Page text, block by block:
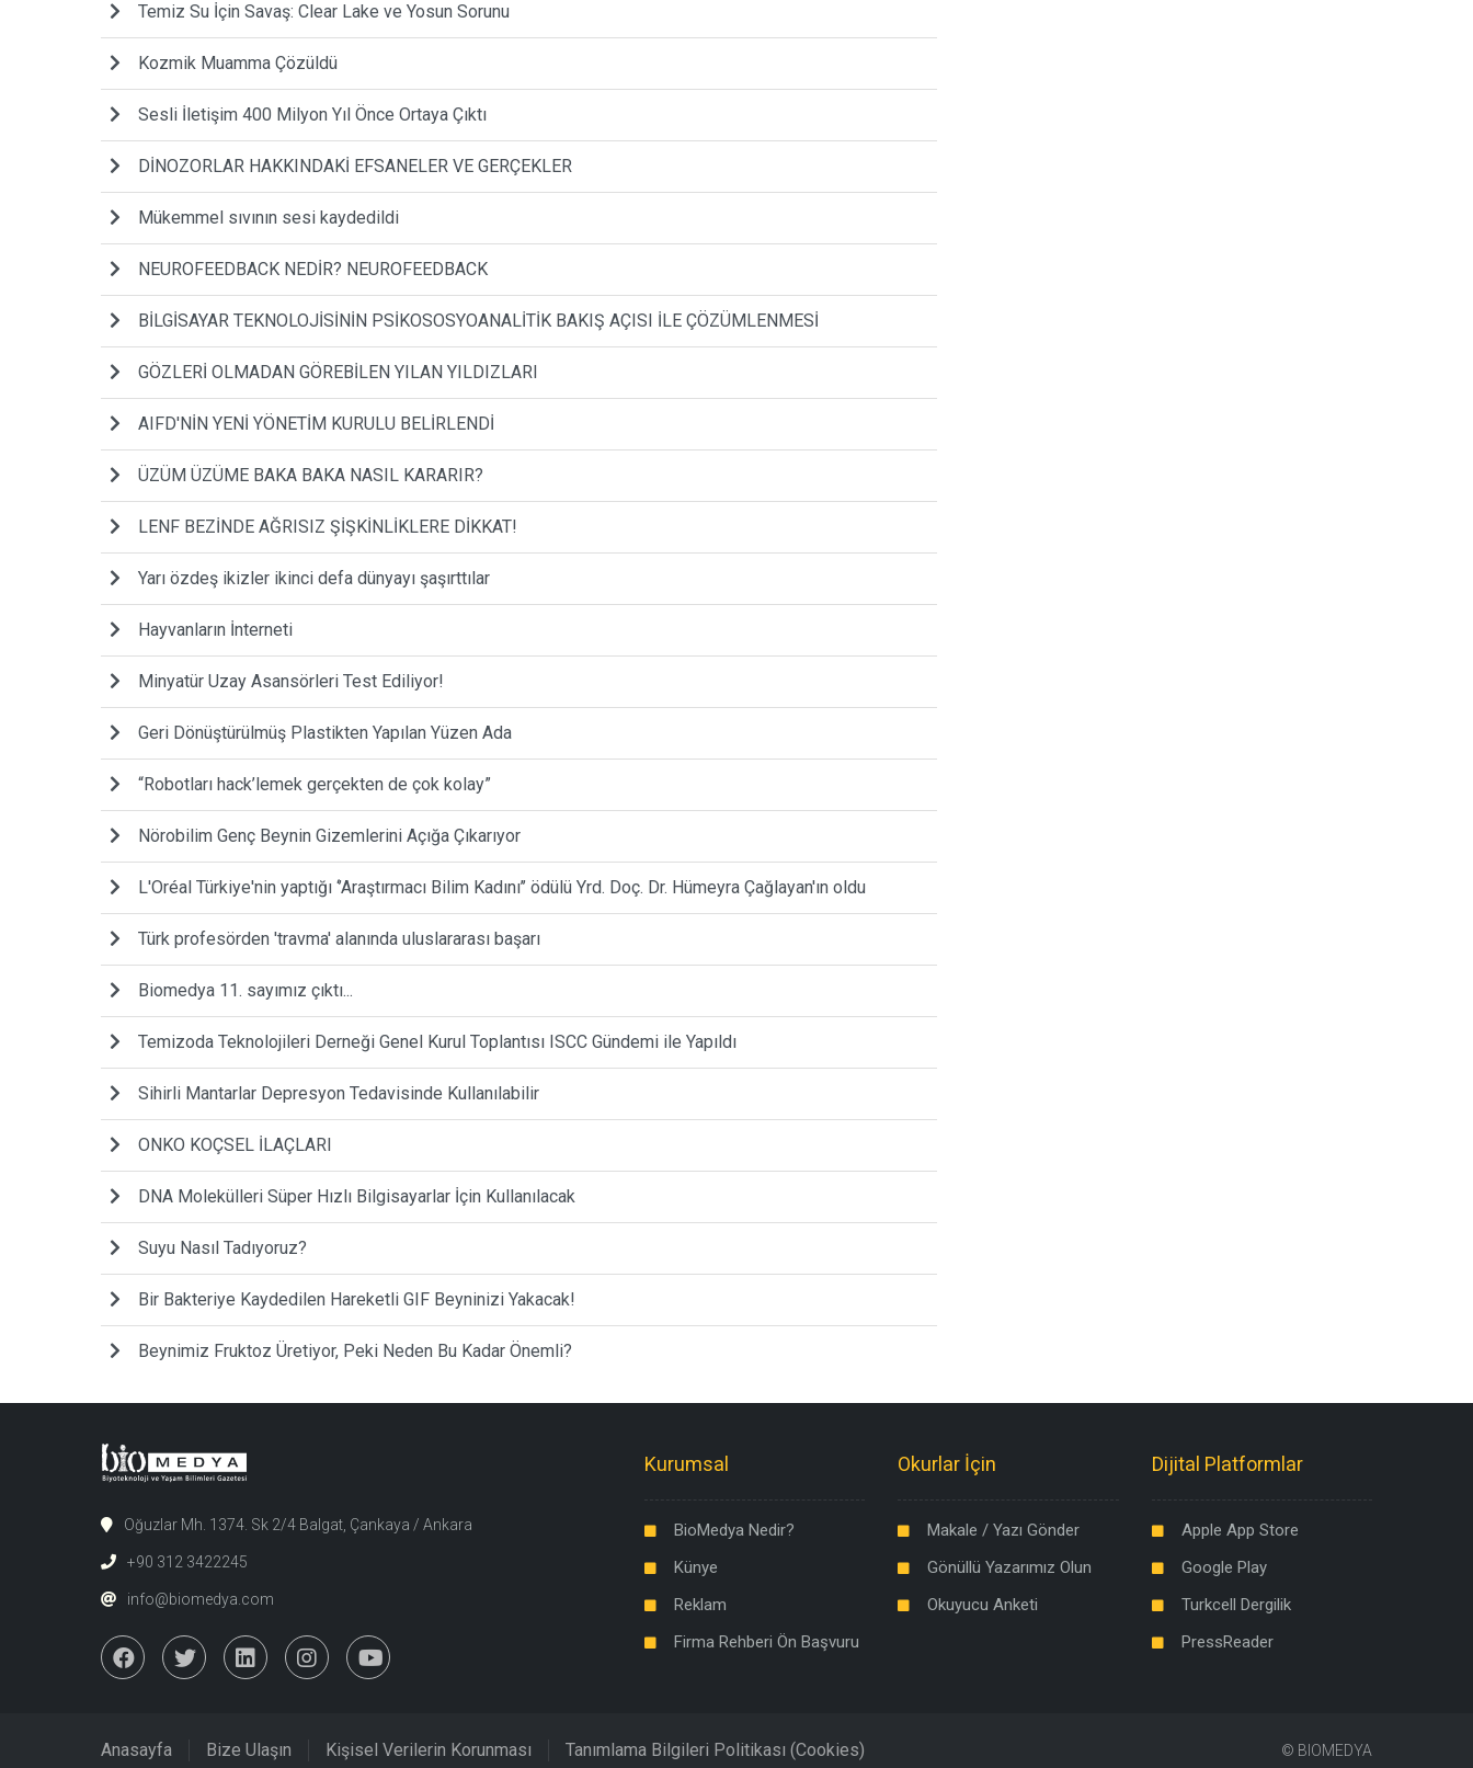
Temiz Su İçin Savaş: Clear Lake ve Yosun Sorunu
Kozmik Muamma Çözüldü
Sesli İletişim 400 Milyon Yıl Önce Ortaya Çıktı
DİNOZORLAR HAKKINDAKİ EFSANELER VE GERÇEKLER
Mükemmel sıvının sesi kaydedildi
NEUROFEEDBACK NEDİR? NEUROFEEDBACK
BİLGİSAYAR TEKNOLOJİSİNİN PSİKOSOSYOANALİTİK BAKIŞ AÇISI İLE ÇÖZÜMLENMESİ
GÖZLERİ OLMADAN GÖREBİLEN YILAN YILDIZLARI
AIFD'NİN YENİ YÖNETİM KURULU BELİRLENDİ
ÜZÜM ÜZÜME BAKA BAKA NASIL KARARIR?
LENF BEZİNDE AĞRISIZ ŞİŞKİNLİKLERE DİKKAT!
Yarı özdeş ikizler ikinci defa dünyayı şaşırttılar
Hayvanların İnterneti
Minyatür Uzay Asansörleri Test Ediliyor!
Geri Dönüştürülmüş Plastikten Yapılan Yüzen Ada
“Robotları hack’lemek gerçekten de çok kolay”
Nörobilim Genç Beynin Gizemlerini Açığa Çıkarıyor
L'Oréal Türkiye'nin yaptığı ‘’Araştırmacı Bilim Kadını’’ ödülü Yrd. Doç. Dr. Hümeyra Çağlayan'ın oldu
Türk profesörden 'travma' alanında uluslararası başarı
Biomedya 11. sayımız çıktı...
Temizoda Teknolojileri Derneği Genel Kurul Toplantısı ISCC Gündemi ile Yapıldı
Sihirli Mantarlar Depresyon Tedavisinde Kullanılabilir
ONKO KOÇSEL İLAÇLARI
DNA Molekülleri Süper Hızlı Bilgisayarlar İçin Kullanılacak
Suyu Nasıl Tadıyoruz?
Bir Bakteriye Kaydedilen Hareketli GIF Beyninizi Yakacak!
Beynimiz Fruktoz Üretiyor, Peki Neden Bu Kadar Önemli?
Oğuzlar Mh. 1374. Sk 2/4 Balgat, Çankaya / Ankara
+90 312 3422245
info@biomedya.com
Kurumsal
BioMedya Nedir?
Künye
Reklam
Firma Rehberi Ön Başvuru
Okurlar İçin
Makale / Yazı Gönder
Gönüllü Yazarımız Olun
Okuyucu Anketi
Dijital Platformlar
Apple App Store
Google Play
Turkcell Dergilik
PressReader
Anasayfa Bize Ulaşın Kişisel Verilerin Korunması Tanımlama Bilgileri Politikası (Cookies) © BIOMEDYA